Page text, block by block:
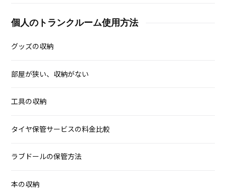
トランクルーム業者
ハローストレージ
宅配トランク
エリア別情報
トランクルーム 東京
個人のトランクルーム使用方法